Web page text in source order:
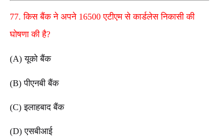
77. किस बैंक ने अपने 16500 एटीएम से कार्डलेस निकासी की
घोषणा की है?
(A) यूको बैंक
(B) पीएनबी बैंक
(C) इलाहबाद बैंक
(D) एसबीआई